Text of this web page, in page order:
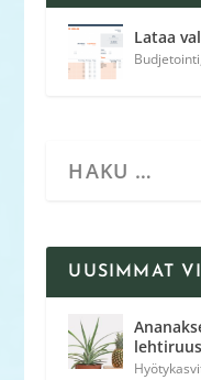
Lataa
Budjetointi
UUSIMMAT